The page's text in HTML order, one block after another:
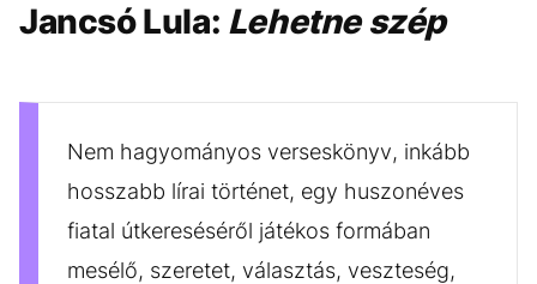
Jancsó Lula: Lehetne szép
Nem hagyományos verseskönyv, inkább
hosszabb lírai történet, egy huszonéves
fiatal útkereséséről játékos formában
mesélő, szeretet, választás, veszteség,